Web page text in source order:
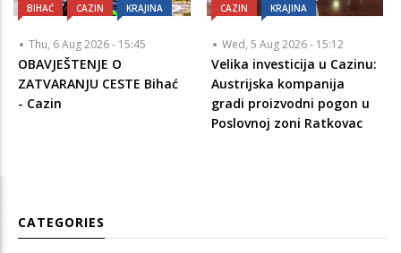
BIHAĆ CAZIN KRAJINA
Thu, 6 Aug 2026 - 15:45
OBAVJEŠTENJE O
ZATVARANJU CESTE Bihać
- Cazin
CAZIN KRAJINA
Wed, 5 Aug 2026 - 15:12
Velika investicija u Cazinu:
Austrijska kompanija
gradi proizvodni pogon u
Poslovnoj zoni Ratkovac
CATEGORIES